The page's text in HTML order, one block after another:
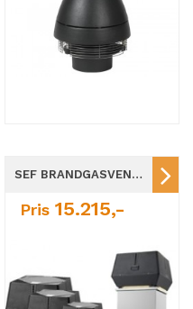
SEF BRANDGASVENTILATOR / TAGVENTILATOR Ø250-Ø450
Pris 15.215,-